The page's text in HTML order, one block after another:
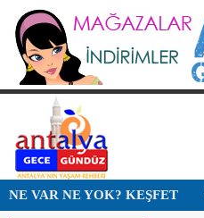
NE VAR NE YOK? KEŞFET